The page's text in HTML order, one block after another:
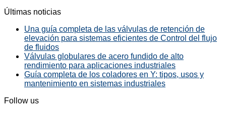
Últimas noticias
Una guía completa de las válvulas de retención de
elevación para sistemas eficientes de Control del flujo
de fluidos
Válvulas globulares de acero fundido de alto
rendimiento para aplicaciones industriales
Guía completa de los coladores en Y: tipos, usos y
mantenimiento en sistemas industriales
Follow us